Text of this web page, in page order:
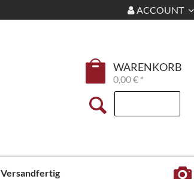
ACCOUNT
WARENKORB
0,00 € *
Versandfertig